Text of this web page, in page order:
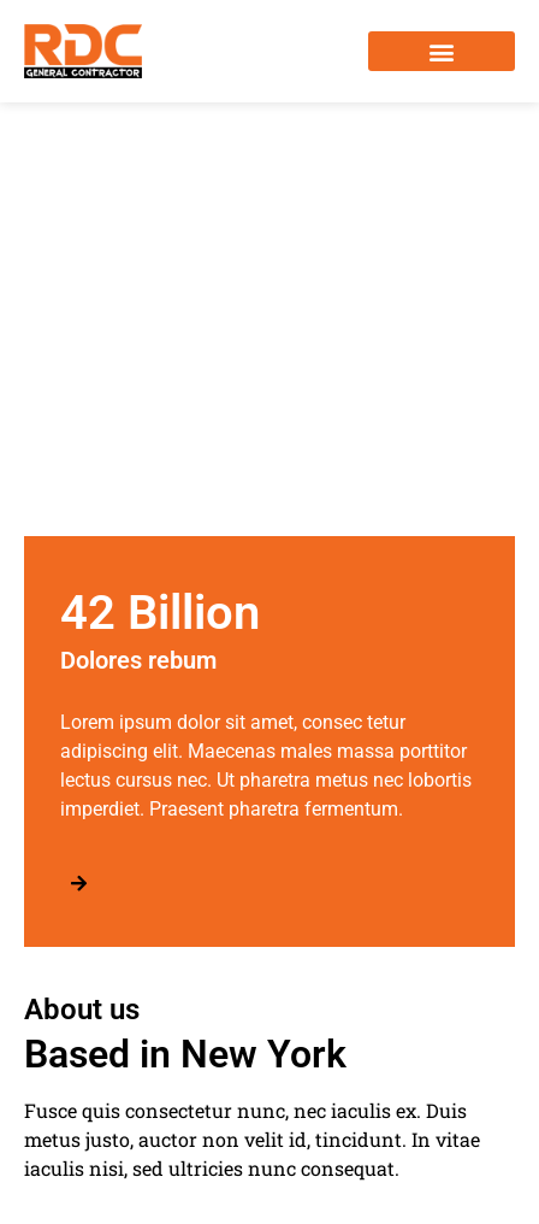
About us
Based in New York
Fusce quis consectetur nunc, nec iaculis ex. Duis
metus justo, auctor non velit id, tincidunt. In vitae
iaculis nisi, sed ultricies nunc consequat.
42 Billion
Dolores rebum
Lorem ipsum dolor sit amet, consec tetur
adipiscing elit. Maecenas males massa porttitor
lectus cursus nec. Ut pharetra metus nec lobortis
imperdiet. Praesent pharetra fermentum.